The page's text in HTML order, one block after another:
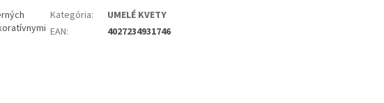
Kategória:
UMELÉ KVETY
EAN: 4027234931746